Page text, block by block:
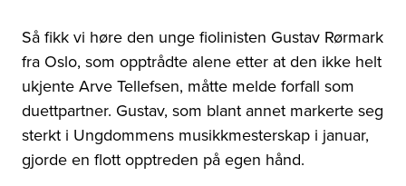
Så fikk vi høre den unge fiolinisten Gustav Rørmark
fra Oslo, som opptrådte alene etter at den ikke helt
ukjente Arve Tellefsen, måtte melde forfall som
duettpartner. Gustav, som blant annet markerte seg
sterkt i Ungdommens musikkmesterskap i januar,
gjorde en flott opptreden på egen hånd.